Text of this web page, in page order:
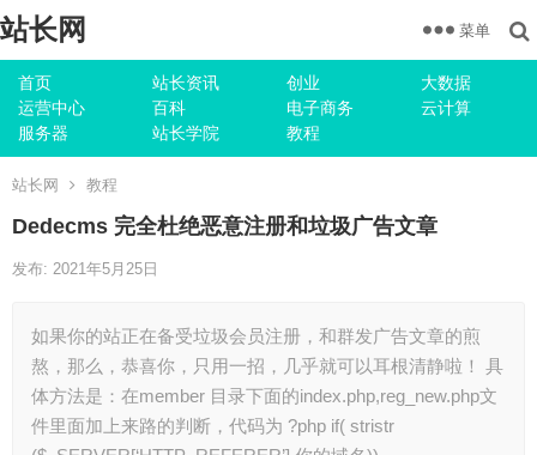
站长网
首页 站长资讯 创业
大数据
运营中心
百科 电子商务
云计算
服务器
站长学院 教程
菜单
站长网 教程
Dedecms 完全杜绝恶意注册和垃圾广告文章
发布: 2021年5月25日
如果你的站正在备受垃圾会员注册，和群发广告文章的煎
熬，那么，恭喜你，只用一招，几乎就可以耳根清静啦！ 具
体方法是：在member 目录下面的index.php,reg_new.php文
件里面加上来路的判断，代码为 ?php if( stristr